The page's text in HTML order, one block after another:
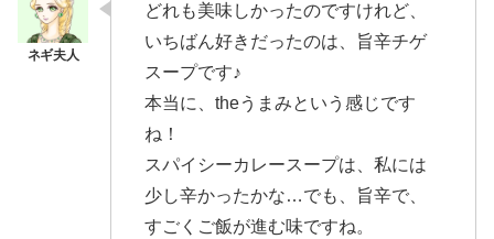
どれも美味しかったのですけれど、
いちばん好きだったのは、旨辛チゲ
スープです♪
本当に、theうまみという感じです
ね！
スパイシーカレースープは、私には
少し辛かったかな…でも、旨辛で、
すごくご飯が進む味ですね。